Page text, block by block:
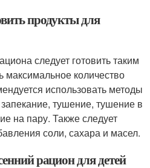
продукты для
следует готовить таким
максимальное количество
использовать методы
тушение, тушение в
на пару. Также следует
соли, сахара и масел.
рацион для детей